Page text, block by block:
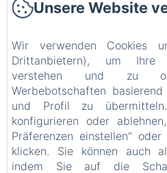
In unserer
Anreise /
Plan du
Blog
Rechtliche
Unsere Website
Wir verwenden Cookies
Drittanbietern), um Ihre
verstehen und zu
Werbebotschaften
und Profil zu
konfigurieren oder
Präferenzen einstellen"
klicken. Sie können auch
indem Sie auf die